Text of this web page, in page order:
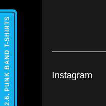
Instagram
2.6. PUNK BAND T-SHIRTS